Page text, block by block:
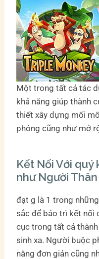
Một trong tất cả tác
khả năng giúp thành
thiết xây dựng mối
phóng cũng như mở
Kết Nối Với
như Người Thân
đạt g là 1 trong
sắc để bảo trì kết nối
cục trong tất cả
sinh xa. Người buộc
năng đơn giản cũng